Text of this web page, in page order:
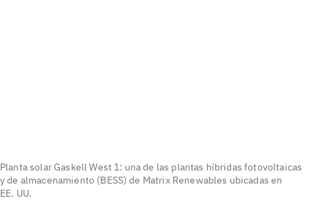
Planta solar Gaskell West 1: una de las plantas híbridas fotovoltaicas
y de almacenamiento (BESS) de Matrix Renewables ubicadas en
EE. UU.